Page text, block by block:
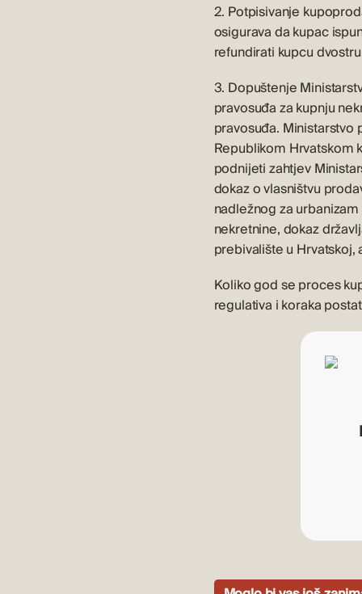
2. Potpisivanje
osigurava da kupac
refundirati kupcu
3. Dopuštenje
pravosuđa za kupnju
pravosuđa.
Republikom Hrvatskom
podnijeti zahtjev
dokaz o vlasništvu
nadležnog za
nekretnine, dokaz
prebivalište u
Koliko god se proces
regulativa i koraka